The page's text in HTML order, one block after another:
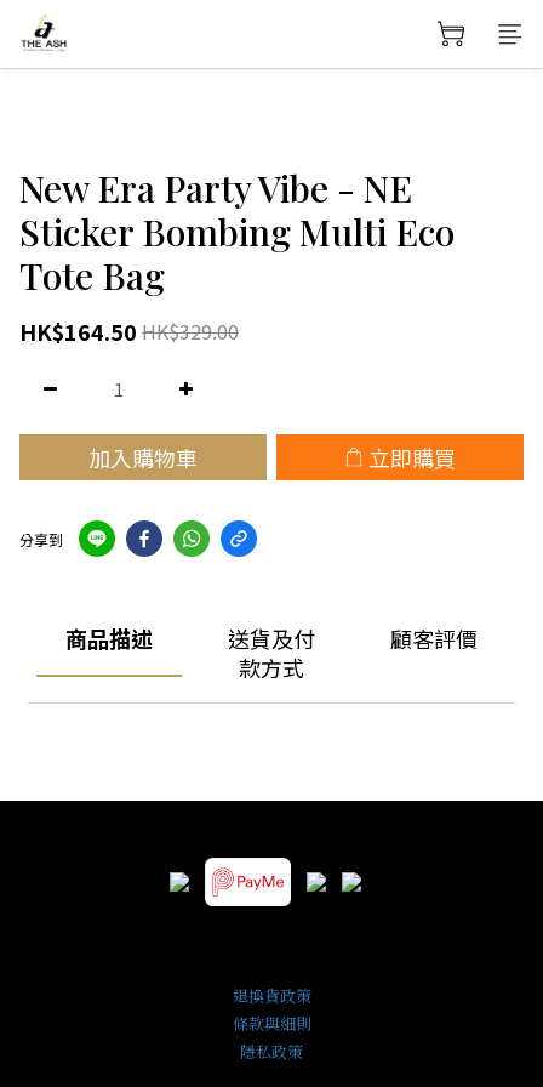
New Era Party Vibe - NE
Sticker Bombing Multi Eco
Tote Bag
HK$164.50 HK$329.00
加入購物車 立即購買
分享到
商品描述
送貨及付
款方式
顧客評價
退換貨政策
條款與細則
隱私政策